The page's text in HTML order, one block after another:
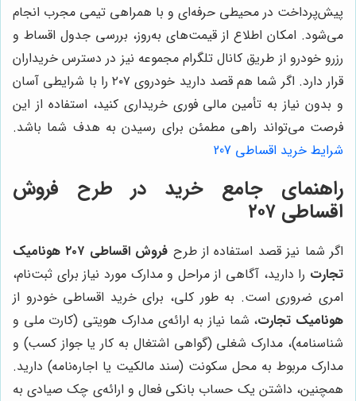
پیش‌پرداخت در محیطی حرفه‌ای و با همراهی تیمی مجرب انجام
می‌شود. امکان اطلاع از قیمت‌های به‌روز، بررسی جدول اقساط و
رزرو خودرو از طریق کانال تلگرام مجموعه نیز در دسترس خریداران
قرار دارد. اگر شما هم قصد دارید خودروی ۲۰۷ را با شرایطی آسان
و بدون نیاز به تأمین مالی فوری خریداری کنید، استفاده از این
فرصت می‌تواند راهی مطمئن برای رسیدن به هدف شما باشد.
شرایط خرید اقساطی 207
راهنمای جامع خرید در طرح فروش
اقساطی ۲۰۷
اگر شما نیز قصد استفاده از طرح فروش اقساطی ۲۰۷
هونامیک
تجارت را دارید، آگاهی از مراحل و مدارک مورد نیاز برای ثبت‌نام،
امری ضروری است. به طور کلی، برای خرید اقساطی خودرو از
هونامیک تجارت، شما نیاز به ارائه‌ی مدارک هویتی (کارت ملی و
شناسنامه)، مدارک شغلی (گواهی اشتغال به کار یا جواز کسب) و
مدارک مربوط به محل سکونت (سند مالکیت یا اجاره‌نامه) دارید.
همچنین، داشتن یک حساب بانکی فعال و ارائه‌ی چک صیادی به